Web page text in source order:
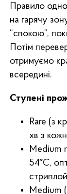
Правило
на гарячу
“спокою”,
Потім
отримуємо
всередині.
Ступені
Rare (з
хв з
Medium
54°C,
Medium